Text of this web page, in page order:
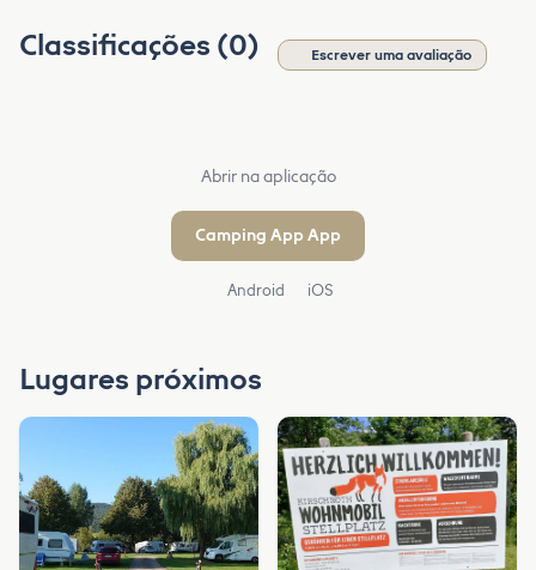
Classificações (0) Escrever uma avaliação
Abrir na aplicação
Camping App App
Android iOS
Lugares próximos